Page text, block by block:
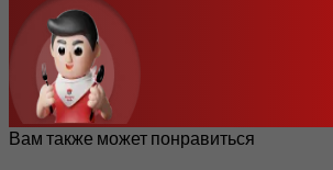
Вам также может понравиться